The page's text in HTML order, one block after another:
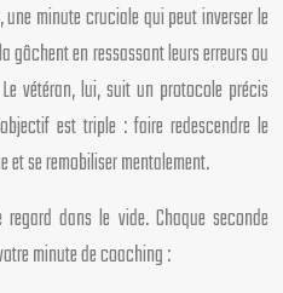
, une minute cruciale qui peut inverser le
gâchent en ressassant leurs erreurs ou
vétéran, lui, suit un protocole précis
est triple : faire redescendre le
se remobiliser mentalement.
dans le vide. Chaque seconde
minute de coaching :